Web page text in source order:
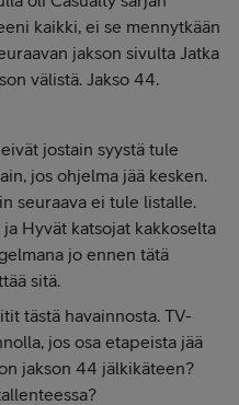
kaikki, ei se mennytkään
jakson sivulta Jatka
välistä. Jakso 44.
jostain syystä tule
jos ohjelma jää kesken.
seuraava ei tule listalle.
Hyvät katsojat kakkoselta
jo ennen tätä
sitä.
tästä havainnosta. TV-
jos osa etapeista jää
jakson 44 jälkikäteen?